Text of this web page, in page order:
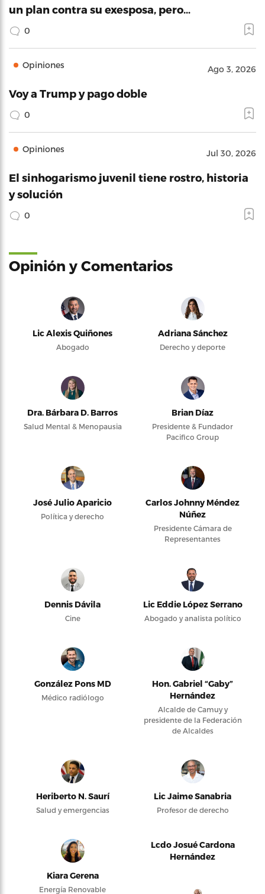
un plan contra su exesposa, pero…
0
Opiniones Ago 3, 2026
Voy a Trump y pago doble
0
Opiniones Jul 30, 2026
El sinhogarismo juvenil tiene rostro, historia
y solución
0
Opinión y Comentarios
Lic Alexis Quiñones
Abogado
Adriana Sánchez
Derecho y deporte
Dra. Bárbara D. Barros
Salud Mental & Menopausia
Brian Díaz
Presidente & Fundador
Pacifico Group
José Julio Aparicio
Política y derecho
Carlos Johnny Méndez
Núñez
Presidente Cámara de
Representantes
Dennis Dávila
Cine
Lic Eddie López Serrano
Abogado y analista político
González Pons MD
Médico radiólogo
Hon. Gabriel “Gaby”
Hernández
Alcalde de Camuy y
presidente de la Federación
de Alcaldes
Heriberto N. Saurí
Salud y emergencias
Lic Jaime Sanabria
Profesor de derecho
Kiara Gerena
Energía Renovable
Lcdo Josué Cardona
Hernández